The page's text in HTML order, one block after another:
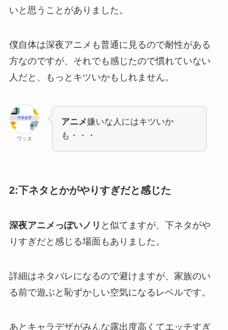
いと思うことがありました。
僕自体は深夜アニメも普通に見るので耐性がある
方なのですが、それでも感じたので慣れていない
人だと、もっとキツいかもしれません。
ワッタ
アニメ嫌いな人にはキツいか
も・・・
2:下ネタとかがやりすぎだと感じた
深夜アニメっぽいノリ と似てますが、下ネタがや
りすぎだと感じる場面もありました。
詳細はネタバレになるので避けますが、家族のい
る前で遊ぶと恥ずかしい空気になるレベルです。
あとキャラデザがみんな露出度高くてエッチすぎ